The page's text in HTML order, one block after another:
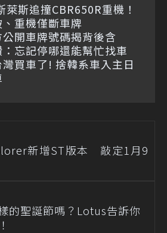
萊斯追撞CBR650R重機！
重機僅斷車牌
開車牌號碼揭背後含
忘記停哪還能幫忙找車
買車了! 捨韓系車入主日
新增ST版本 敲定1月9
的聖誕節嗎？Lotus告訴你